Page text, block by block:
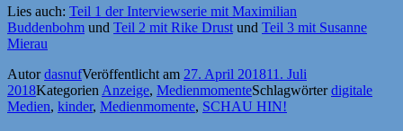
Lies auch: Teil 1 der Interviewserie mit Maximilian
Buddenbohm und Teil 2 mit Rike Drust und Teil 3 mit Susanne
Mierau
AutordasnufVeröffentlicht am 27. April 201811. Juli
2018Kategorien Anzeige, MedienmomenteSchlagwörterdigitale
Medien, kinder, Medienmomente, SCHAU HIN!